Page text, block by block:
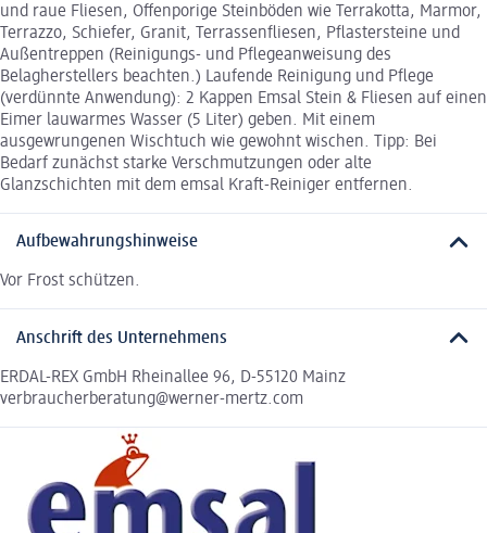
und raue Fliesen, Offenporige Steinböden wie Terrakotta, Marmor,
Terrazzo, Schiefer, Granit, Terrassenfliesen, Pflastersteine und
Außentreppen (Reinigungs- und Pflegeanweisung des
Belagherstellers beachten.) Laufende Reinigung und Pflege
(verdünnte Anwendung): 2 Kappen Emsal Stein & Fliesen auf einen
Eimer lauwarmes Wasser (5 Liter) geben. Mit einem
ausgewrungenen Wischtuch wie gewohnt wischen. Tipp: Bei
Bedarf zunächst starke Verschmutzungen oder alte
Glanzschichten mit dem emsal Kraft-Reiniger entfernen.
Aufbewahrungshinweise
Vor Frost schützen.
Anschrift des Unternehmens
ERDAL-REX GmbH Rheinallee 96, D-55120 Mainz
verbraucherberatung@werner-mertz.com